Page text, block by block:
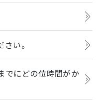
い。
でにどの位時間がか